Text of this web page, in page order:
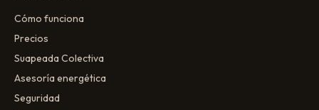
Cómo funciona
Precios
Suapeada Colectiva
Asesoría energética
Seguridad